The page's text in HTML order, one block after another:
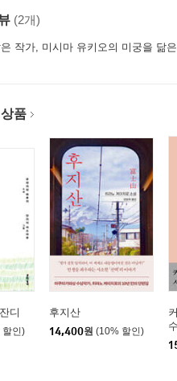
(2개)
작가, 미시마 유키오의 미궁을 닮
품
디
할인)
후지산
14,400원 (10% 할인)